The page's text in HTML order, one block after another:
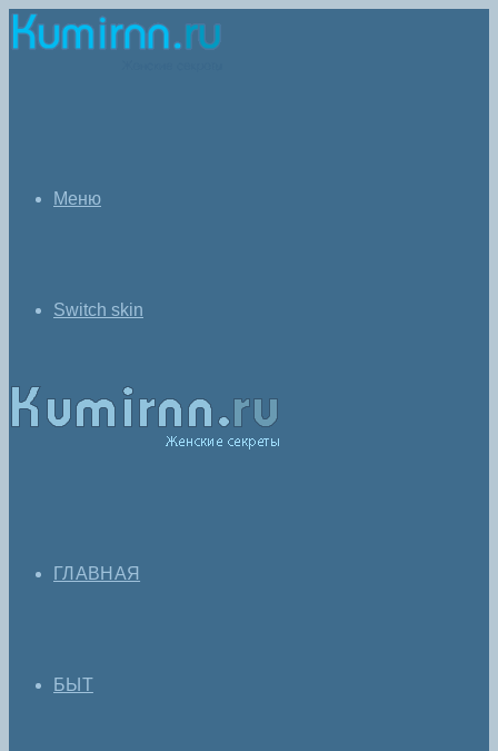
Меню
Switch skin
ГЛАВНАЯ
БЫТ